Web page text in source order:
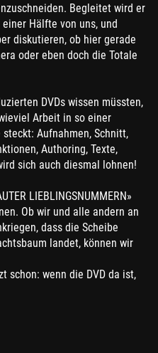
Begleitet wird er
Hälfte von uns, und
diskutieren, ob hier gerade
oder eben doch die Totale
DVDs wissen müssten,
Arbeit in so einer
Aufnahmen, Schnitt,
Authoring, Texte,
sich auch diesmal lohnen!
LIEBLINGSNUMMERN»
Ob wir und alle andern an
dass die Scheibe
landet, können wir
schon: wenn die DVD da ist,